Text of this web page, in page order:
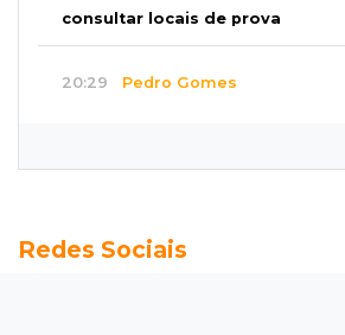
consultar locais de prova
20:29 Pedro Gomes
Pantanal treina em Goiânia
Redes Sociais